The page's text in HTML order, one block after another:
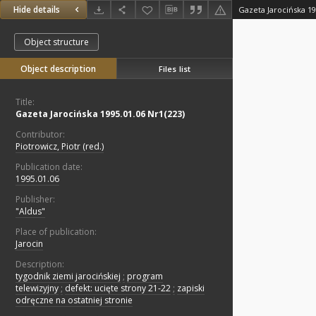
Hide details Gazeta Jarocińska
Object structure
Object description Files list
Title:
Gazeta Jarocińska 1995.01.06 Nr1(223)
Contributor:
Piotrowicz, Piotr (red.)
Publication date:
1995.01.06
Publisher:
"Aldus"
Place of publication:
Jarocin
Description:
tygodnik ziemi jarocińskiej ; program
telewizyjny ; defekt: ucięte strony 21-22 ; zapiski
odręczne na ostatniej stronie